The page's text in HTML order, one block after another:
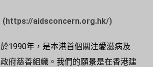
(https://aidsconcern.org.hk/)
於1990年，是本港首個關注愛滋病及
府慈善組織。我們的願景是在香港建